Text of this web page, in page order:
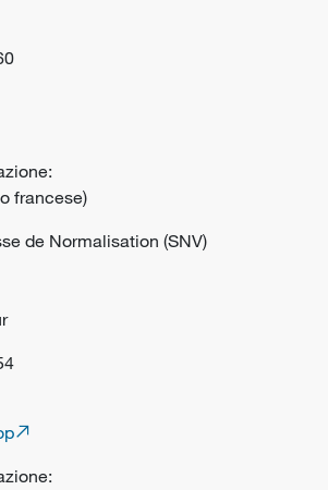
francese)
de Normalisation (SNV)